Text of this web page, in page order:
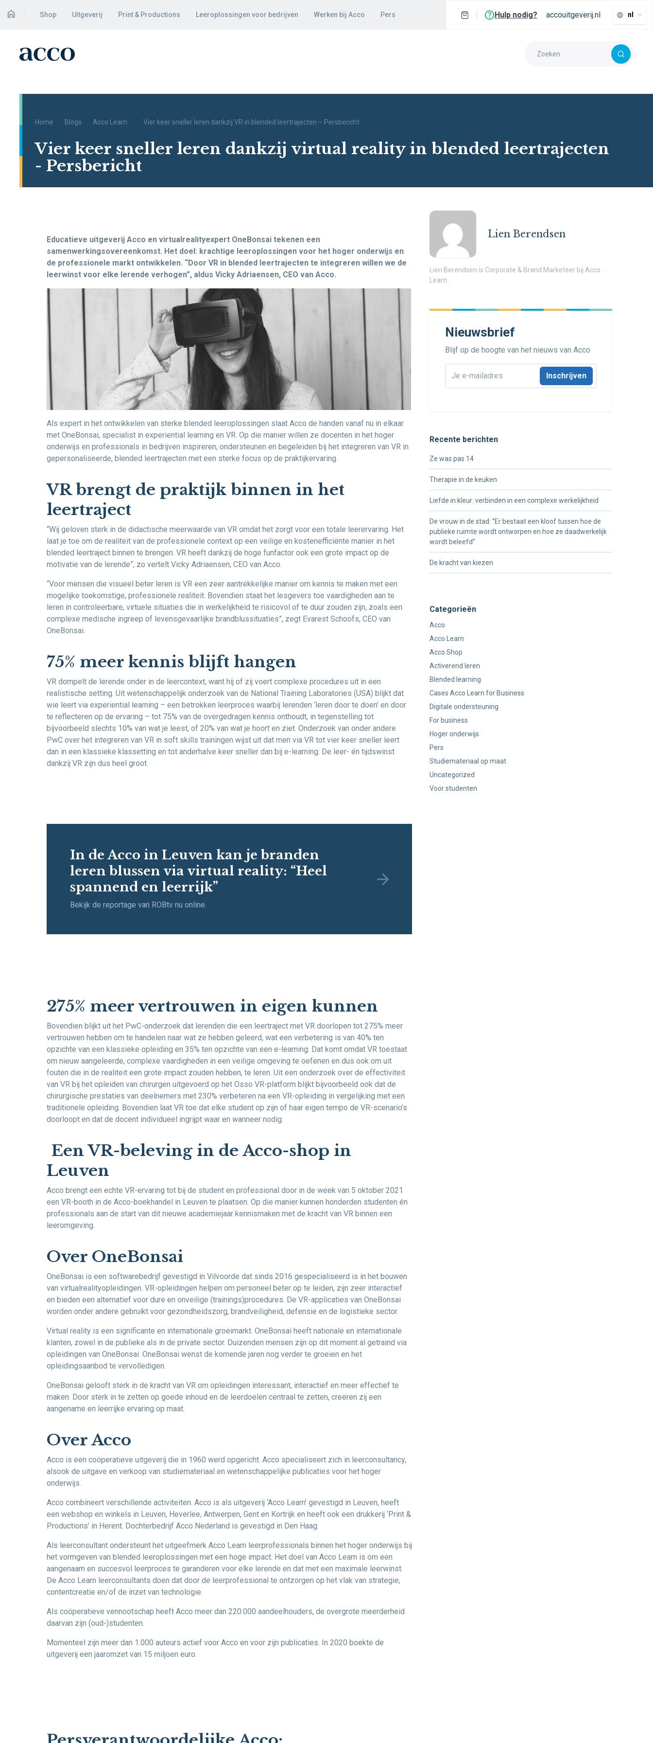
Shop Uitgeverij Print & Productions Leeroplossingen voor bedrijven Werken bij Acco Pers Hulp nodig? accouitgeverij.nl nl
Home Blogs Acco Learn Vier keer sneller leren dankzij VR in blended leertrajecten – Persbericht
Vier keer sneller leren dankzij virtual reality in blended leertrajecten
- Persbericht
Educatieve uitgeverij Acco en virtualrealityexpert OneBonsai tekenen een
samenwerkingsovereenkomst. Het doel: krachtige leeroplossingen voor het hoger onderwijs en
de professionele markt ontwikkelen. “Door VR in blended leertrajecten te integreren willen we de
leerwinst voor elke lerende verhogen”, aldus Vicky Adriaensen, CEO van Acco.
Als expert in het ontwikkelen van sterke blended leeroplossingen slaat Acco de handen vanaf nu in elkaar
met OneBonsai, specialist in experiential learning en VR. Op die manier willen ze docenten in het hoger
onderwijs en professionals in bedrijven inspireren, ondersteunen en begeleiden bij het integreren van VR in
gepersonaliseerde, blended leertrajecten met een sterke focus op de praktijkervaring.
VR brengt de praktijk binnen in het
leertraject
“Wij geloven sterk in de didactische meerwaarde van VR omdat het zorgt voor een totale leerervaring. Het
laat je toe om de realiteit van de professionele context op een veilige en kostenefficiënte manier in het
blended leertraject binnen te brengen. VR heeft dankzij de hoge funfactor ook een grote impact op de
motivatie van de lerende”, zo vertelt Vicky Adriaensen, CEO van Acco.
“Voor mensen die visueel beter leren is VR een zeer aantrekkelijke manier om kennis te maken met een
mogelijke toekomstige, professionele realiteit. Bovendien staat het lesgevers toe vaardigheden aan te
leren in controleerbare, virtuele situaties die in werkelijkheid te risicovol of te duur zouden zijn, zoals een
complexe medische ingreep of levensgevaarlijke brandblussituaties”, zegt Evarest Schoofs, CEO van
OneBonsai.
75% meer kennis blijft hangen
VR dompelt de lerende onder in de leercontext, want hij of zij voert complexe procedures uit in een
realistische setting. Uit wetenschappelijk onderzoek van de National Training Laboratories (USA) blijkt dat
wie leert via experiential learning – een betrokken leerproces waarbij lerenden ‘leren door te doen’ en door
te reflecteren op de ervaring – tot 75% van de overgedragen kennis onthoudt, in tegenstelling tot
bijvoorbeeld slechts 10% van wat je leest, of 20% van wat je hoort en ziet. Onderzoek van onder andere
PwC over het integreren van VR in soft skills trainingen wijst uit dat men via VR tot vier keer sneller leert
dan in een klassieke klassetting en tot anderhalve keer sneller dan bij e-learning. De leer- én tijdswinst
dankzij VR zijn dus heel groot.
In de Acco in Leuven kan je branden
leren blussen via virtual reality: “Heel
spannend en leerrijk”
Bekijk de reportage van ROBtv nu online.
275% meer vertrouwen in eigen kunnen
Bovendien blijkt uit het PwC-onderzoek dat lerenden die een leertraject met VR doorlopen tot 275% meer
vertrouwen hebben om te handelen naar wat ze hebben geleerd, wat een verbetering is van 40% ten
opzichte van een klassieke opleiding en 35% ten opzichte van een e-learning. Dat komt omdat VR toestaat
om nieuw aangeleerde, complexe vaardigheden in een veilige omgeving te oefenen en dus ook om uit
fouten die in de realiteit een grote impact zouden hebben, te leren. Uit een onderzoek over de effectiviteit
van VR bij het opleiden van chirurgen uitgevoerd op het Osso VR-platform blijkt bijvoorbeeld ook dat de
chirurgische prestaties van deelnemers met 230% verbeteren na een VR-opleiding in vergelijking met een
traditionele opleiding. Bovendien laat VR toe dat elke student op zijn of haar eigen tempo de VR-scenario’s
doorloopt en dat de docent individueel ingrijpt waar en wanneer nodig.
Een VR-beleving in de Acco-shop in
Leuven
Acco brengt een echte VR-ervaring tot bij de student en professional door in de week van 5 oktober 2021
een VR-booth in de Acco-boekhandel in Leuven te plaatsen. Op die manier kunnen honderden studenten én
professionals aan de start van dit nieuwe academiejaar kennismaken met de kracht van VR binnen een
leeromgeving.
Over OneBonsai
OneBonsai is een softwarebedrijf gevestigd in Vilvoorde dat sinds 2016 gespecialiseerd is in het bouwen
van virtualrealityopleidingen. VR-opleidingen helpen om personeel beter op te leiden, zijn zeer interactief
en bieden een alternatief voor dure en onveilige (trainings)procedures. De VR-applicaties van OneBonsai
worden onder andere gebruikt voor gezondheidszorg, brandveiligheid, defensie en de logistieke sector.
Virtual reality is een significante en internationale groeimarkt. OneBonsai heeft nationale en internationale
klanten, zowel in de publieke als in de private sector. Duizenden mensen zijn op dit moment al getraind via
opleidingen van OneBonsai. OneBonsai wenst de komende jaren nog verder te groeien en het
opleidingsaanbod te vervolledigen.
OneBonsai gelooft sterk in de kracht van VR om opleidingen interessant, interactief en meer effectief te
maken. Door sterk in te zetten op goede inhoud en de leerdoelen centraal te zetten, creëren zij een
aangename en leerrijke ervaring op maat.
Over Acco
Acco is een coöperatieve uitgeverij die in 1960 werd opgericht. Acco specialiseert zich in leerconsultancy,
alsook de uitgave en verkoop van studiemateriaal en wetenschappelijke publicaties voor het hoger
onderwijs.
Acco combineert verschillende activiteiten. Acco is als uitgeverij ‘Acco Learn’ gevestigd in Leuven, heeft
een webshop en winkels in Leuven, Heverlee, Antwerpen, Gent en Kortrijk en heeft ook een drukkerij ‘Print &
Productions’ in Herent. Dochterbedrijf Acco Nederland is gevestigd in Den Haag.
Als leerconsultant ondersteunt het uitgeefmerk Acco Learn leerprofessionals binnen het hoger onderwijs bij
het vormgeven van blended leeroplossingen met een hoge impact. Het doel van Acco Learn is om een
aangenaam en succesvol leerproces te garanderen voor elke lerende en dat met een maximale leerwinst.
De Acco Learn leerconsultants doen dat door de leerprofessional te ontzorgen op het vlak van strategie,
contentcreatie en/of de inzet van technologie.
Als coöperatieve vennootschap heeft Acco meer dan 220.000 aandeelhouders, de overgrote meerderheid
daarvan zijn (oud-)studenten.
Momenteel zijn meer dan 1.000 auteurs actief voor Acco en voor zijn publicaties. In 2020 boekte de
uitgeverij een jaaromzet van 15 miljoen euro.
Lien Berendsen
Lien Berendsen is Corporate & Brand Marketeer bij Acco
Learn.
Nieuwsbrief
Blijf op de hoogte van het nieuws van Acco
Recente berichten
Ze was pas 14
Therapie in de keuken
Liefde in kleur: verbinden in een complexe werkelijkheid
De vrouw in de stad: “Er bestaat een kloof tussen hoe de
publieke ruimte wordt ontworpen en hoe ze daadwerkelijk
wordt beleefd”
De kracht van kiezen
Categorieën
Acco
Acco Learn
Acco Shop
Activerend leren
Blended learning
Cases Acco Learn for Business
Digitale ondersteuning
For business
Hoger onderwijs
Pers
Studiemateriaal op maat
Uncategorized
Voor studenten